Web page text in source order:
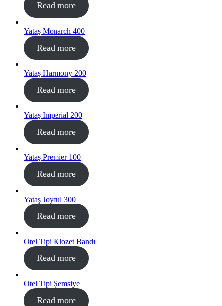
Read more
Yataş Monarch 400
Read more
Yataş Harmony 200
Read more
Yataş Imperial 200
Read more
Yataş Premier 100
Read more
Yataş Joyful 300
Read more
Otel Tipi Klozet Bandı
Read more
Otel Tipi Şemsiye
Read more